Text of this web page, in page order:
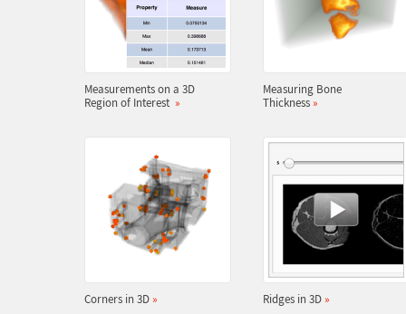
Measurements on a 3D
Region of Interest »
Measuring Bone
Thickness »
Corners in 3D » Ridges in 3D »